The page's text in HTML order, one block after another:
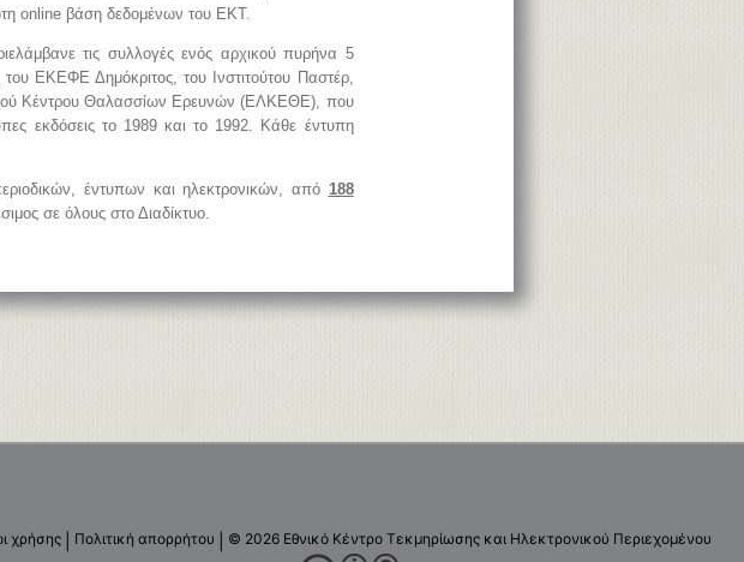
online βάση δεδομένων του ΕΚΤ.
τις συλλογές ενός αρχικού πυρήνα 5
ΕΚΕΦΕ Δημόκριτος, του Ινστιτούτου Παστέρ,
Κέντρου Θαλασσίων Ερευνών (ΕΛΚΕΘΕ), που
εκδόσεις το 1989 και το 1992. Κάθε έντυπη
έντυπων και ηλεκτρονικών, από 188
σε όλους στο Διαδίκτυο.